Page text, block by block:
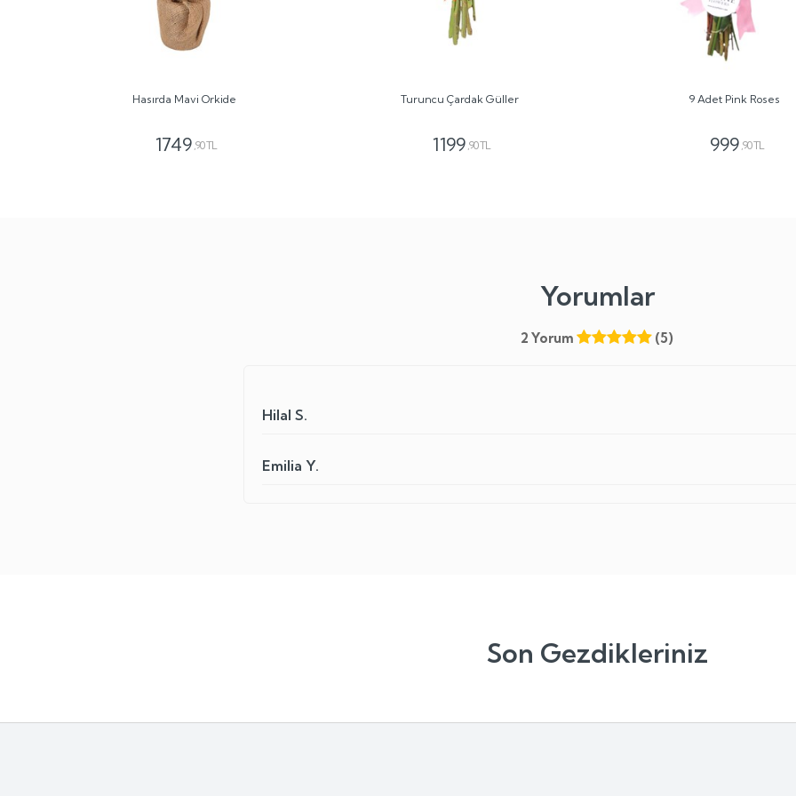
Hasırda Mavi Orkide
1749 ,90 TL
Turuncu Çardak Güller
1199 ,90 TL
9 Adet Pink Roses
999 ,90 TL
Yorumlar
2 Yorum (5)
Hilal S.
Emilia Y.
Son Gezdikleriniz